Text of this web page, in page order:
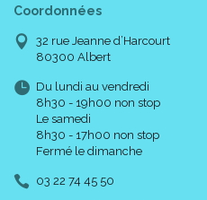
Coordonnées
32 rue Jeanne d’Harcourt
80300 Albert
Du lundi au vendredi
8h30 - 19h00 non stop
Le samedi
8h30 - 17h00 non stop
Fermé le dimanche
03 22 74 45 50